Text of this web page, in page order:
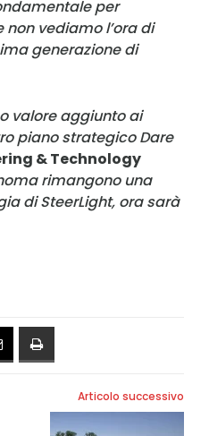
per
vediamo l’ora di
generazione di
valore aggiunto ai
piano strategico Dare
& Technology
rimangono una
di SteerLight, ora sarà
Articolo successivo